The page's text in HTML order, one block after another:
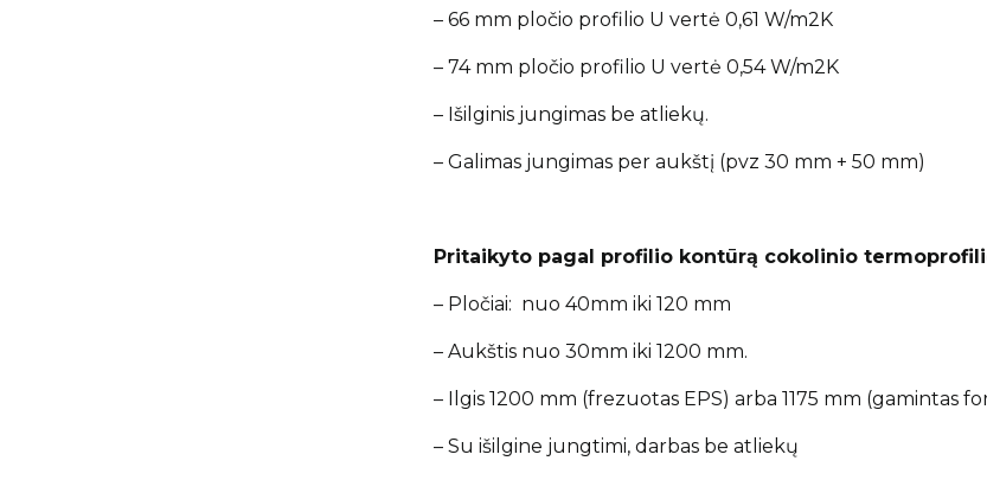
– 66 mm pločio profilio U vertė 0,61 W/m2K
– 74 mm pločio profilio U vertė 0,54 W/m2K
– Išilginis jungimas be atliekų.
– Galimas jungimas per aukštį (pvz 30 mm + 50 mm)
Pritaikyto pagal profilio kontūrą cokolinio
– Pločiai: nuo 40mm iki 120 mm
– Aukštis nuo 30mm iki 1200 mm.
– Ilgis 1200 mm (frezuotas EPS) arba 1175 mm (gamintas
– Su išilgine jungtimi, darbas be atliekų